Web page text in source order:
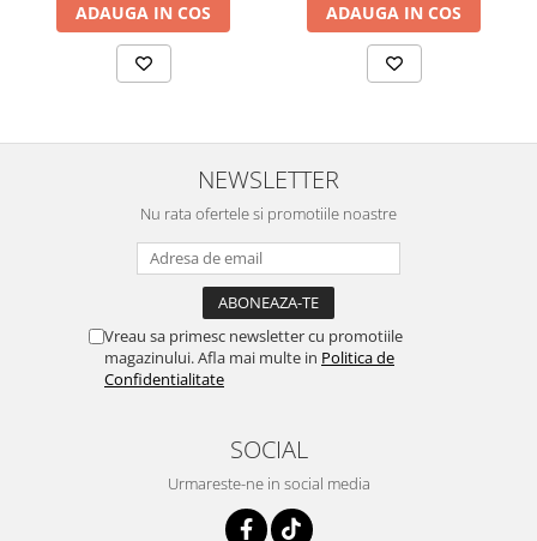
ADAUGA IN COS ADAUGA IN COS
NEWSLETTER
Nu rata ofertele si promotiile noastre
Vreau sa primesc newsletter cu promotiile
magazinului. Afla mai multe in Politica de
Confidentialitate
SOCIAL
Urmareste-ne in social media